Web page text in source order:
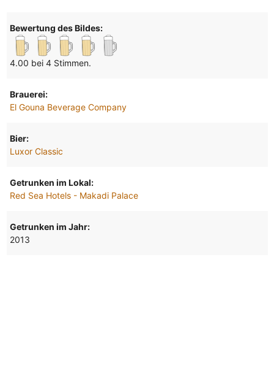
Bewertung des Bildes:
4.00 bei 4 Stimmen.
Brauerei:
El Gouna Beverage Company
Bier:
Luxor Classic
Getrunken im Lokal:
Red Sea Hotels - Makadi Palace
Getrunken im Jahr:
2013